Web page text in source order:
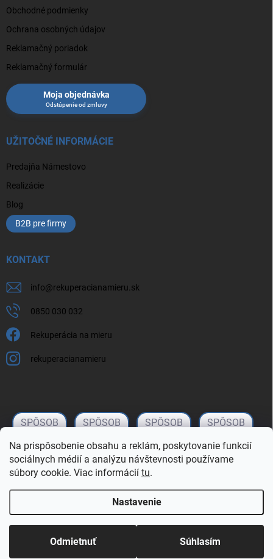
Na prispôsobenie obsahu a reklám, poskytovanie funkcií
sociálnych médií a analýzu návštevnosti používame
súbory cookie. Viac informácií tu.
Nastavenie
Odmietnuť Súhlasím
Obchodné podmienky
Ochrana osobných údajov
Reklamačný poriadok
Reklamačný formulár
Moja objednávka
UŽITOČNÉ INFORMÁCIE
Predajňa Námestovo
Realizácie
Blog
B2B pre firmy
KONTAKT
info@rekuperacianamieru.sk
0850 030 032
Rekuperácia na mieru
rekuperacianamieru
Vytvoril Shoptet
Copyright 2026rekuperacianamieru.sk. Všetky práva vyhradené.Upraviť